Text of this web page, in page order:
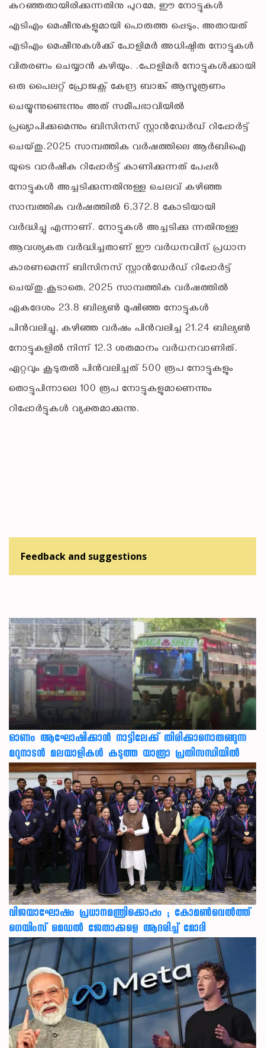
കുറഞ്ഞതായിരിക്കുന്നതിനു പുറമേ, ഈ നോട്ടുകൾ
എടിഎം മെഷീനുകളുമായി പൊരുത്ത പ്പെടും, അതായത്
എടിഎം മെഷീനുകൾക്ക് പോളിമർ അധിഷ്ഠിത നോട്ടുകൾ
വിതരണം ചെയ്യാൻ കഴിയും. .പോളിമർ നോട്ടുകൾക്കായി
ഒരു പൈലറ്റ് പ്രോജക്റ്റ് കേന്ദ്ര ബാങ്ക് ആസൂത്രണം
ചെയ്യുന്നുണ്ടെന്നും അത് സമീപഭാവിയിൽ
പ്രഖ്യാപിക്കുമെന്നും ബിസിനസ് സ്റ്റാൻഡേർഡ് റിപ്പോർട്ട്
ചെയ്തു.2025 സാമ്പത്തിക വർഷത്തിലെ ആർ‌ബി‌ഐ
യുടെ വാർഷിക റിപ്പോർട്ട് കാണിക്കുന്നത് പേപ്പർ
നോട്ടുകൾ അച്ചടിക്കുന്നതിനുള്ള ചെലവ് കഴിഞ്ഞ
സാമ്പത്തിക വർഷത്തിൽ 6,372.8 കോടിയായി
വർദ്ധിച്ചു എന്നാണ്. നോട്ടുകൾ അച്ചടിക്കു ന്നതിനുള്ള
ആവശ്യകത വർദ്ധിച്ചതാണ് ഈ വർധനവിന് പ്രധാന
കാരണമെന്ന് ബിസിനസ് സ്റ്റാൻഡേർഡ് റിപ്പോർട്ട്
ചെയ്തു.കൂടാതെ, 2025 സാമ്പത്തിക വർഷത്തിൽ
ഏകദേശം 23.8 ബില്യൺ മുഷിഞ്ഞ നോട്ടുകൾ
പിൻവലിച്ചു, കഴിഞ്ഞ വർഷം പിൻവലിച്ച 21.24 ബില്യൺ
നോട്ടുകളിൽ നിന്ന് 12.3 ശതമാനം വർധനവാണിത്.
ഏറ്റവും കൂടുതൽ പിൻവലിച്ചത് 500 രൂപ നോട്ടുകളും
തൊട്ടുപിന്നാലെ 100 രൂപ നോട്ടുകളുമാണെന്നും
റിപ്പോർട്ടുകൾ വ്യക്തമാക്കുന്നു.
Feedback and suggestions
ഓണം ആഘോഷിക്കാൻ നാട്ടിലേക്ക് തിരിക്കാനൊരുങ്ങുന്ന
മറുനാടൻ മലയാളികൾ കടുത്ത യാത്രാ പ്രതിസന്ധിയിൽ
വിജയാഘോഷം പ്രധാനമന്ത്രിക്കൊപ്പം ; കോമൺവെൽത്ത്
ഗെയിംസ് മെഡൽ ജേതാക്കളെ ആദരിച്ച് മോദി